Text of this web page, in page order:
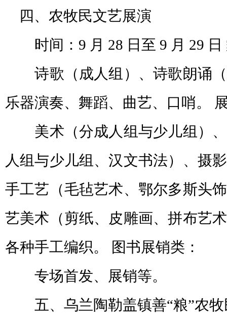
四、农牧民文艺展演
时间：9 月 28 日至 9 月 29 日
诗歌（成人组）、诗歌朗诵（
乐器演奏、舞蹈、曲艺、口哨。
美术（分成人组与少儿组）、
人组与少儿组、汉文书法）、摄
手工艺（毛毡艺术、鄂尔多斯头
艺美术（剪纸、皮雕画、拼布艺
各种手工编织。 图书展销类：
专场首发、展销等。
五、乌兰陶勒盖镇善“粮”农牧